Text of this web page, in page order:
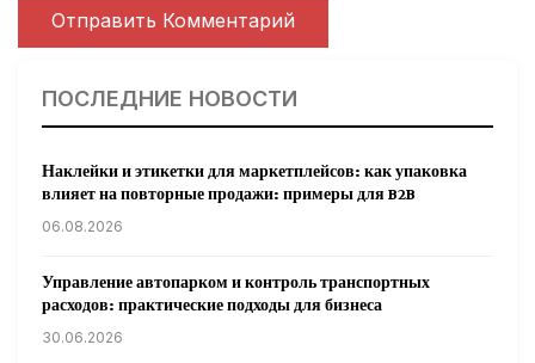
ПОСЛЕДНИЕ НОВОСТИ
Наклейки и этикетки для маркетплейсов: как упаковка
влияет на повторные продажи: примеры для B2B
06.08.2026
Управление автопарком и контроль транспортных
расходов: практические подходы для бизнеса
30.06.2026